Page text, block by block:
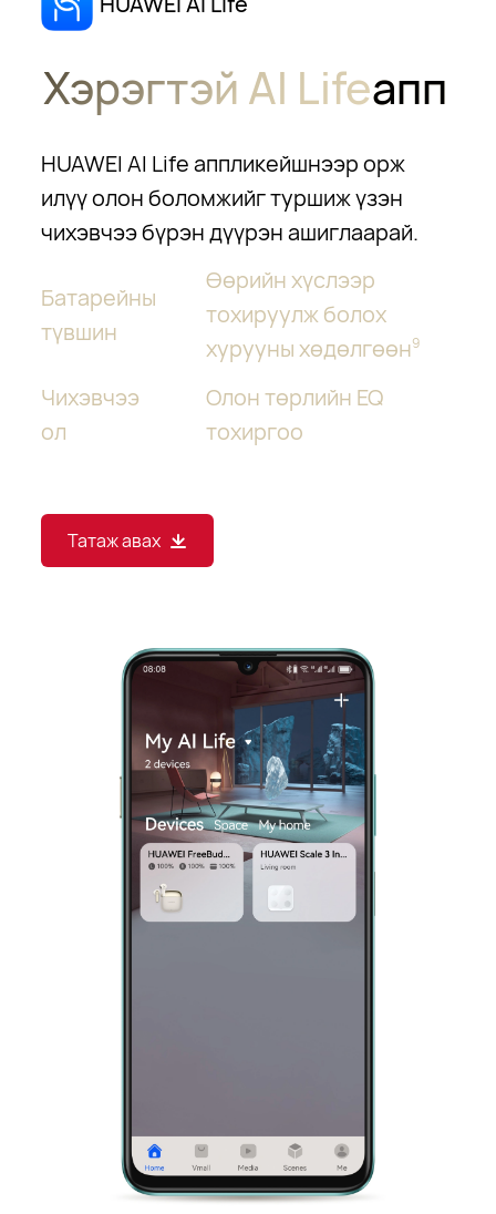
Хэрэгтэй AI Lifeапп
HUAWEI AI Life аппликейшнээр орж
илүү олон боломжийг туршиж үзэн
чихэвчээ бүрэн дүүрэн ашиглаарай.
Батарейны
түвшин
Өөрийн хүслээр
тохируулж болох
хурууны хөдөлгөөн9
Чихэвчээ
ол
Олон төрлийн EQ
тохиргоо
Татаж авах